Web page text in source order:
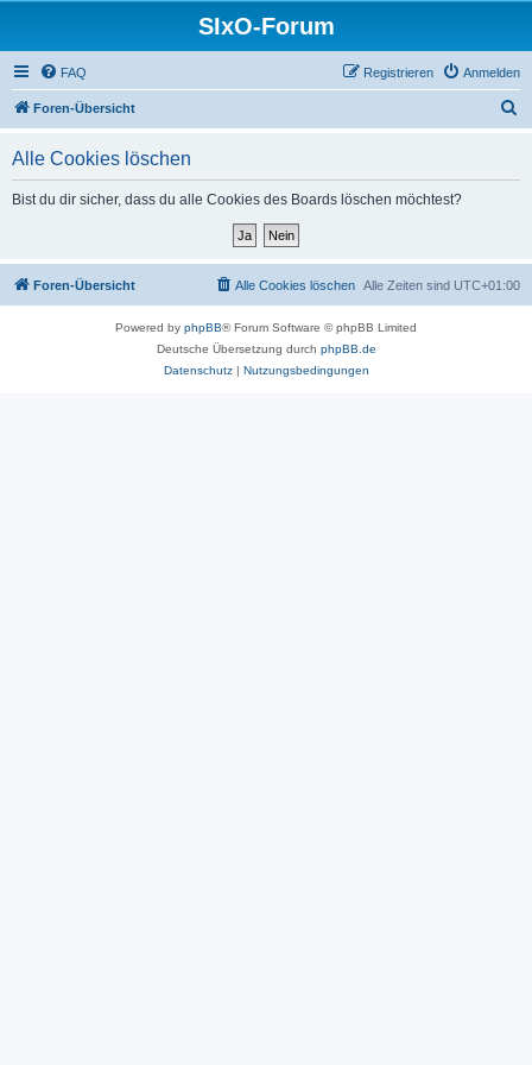
SIxO-Forum
FAQ Anmelden
Registrieren
Foren-Übersicht
Alle Cookies löschen
Bist du dir sicher, dass du alle Cookies des Boards löschen möchtest?
Foren-Übersicht Alle Zeiten sind UTC+01:00
Alle Cookies löschen
Powered by phpBB® Forum Software © phpBB Limited
Deutsche Übersetzung durch phpBB.de
Datenschutz| Nutzungsbedingungen